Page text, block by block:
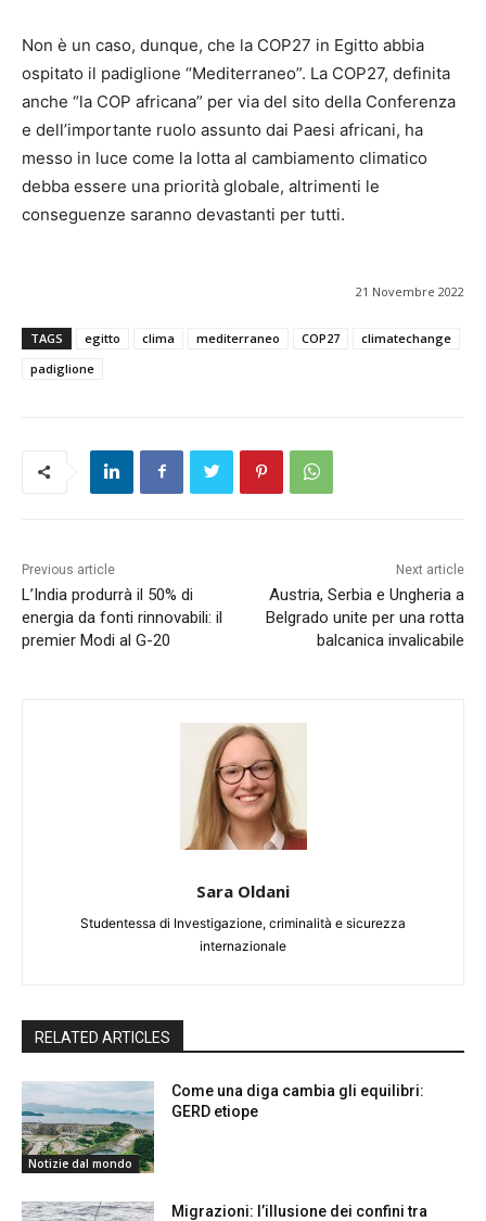
Non è un caso, dunque, che la COP27 in Egitto abbia
ospitato il padiglione “Mediterraneo”. La COP27, definita
anche “la COP africana” per via del sito della Conferenza
e dell’importante ruolo assunto dai Paesi africani, ha
messo in luce come la lotta al cambiamento climatico
debba essere una priorità globale, altrimenti le
conseguenze saranno devastanti per tutti.
21 Novembre 2022
TAGS egitto clima mediterraneo COP27
climatechange
padiglione
Previous article
L’India produrrà il 50% di
energia da fonti rinnovabili: il
premier Modi al G-20
Next article
Austria, Serbia e Ungheria a
Belgrado unite per una rotta
balcanica invalicabile
Sara Oldani
Studentessa di Investigazione, criminalità e sicurezza
internazionale
RELATED ARTICLES
Notizie dal mondo
Come una diga cambia gli equilibri:
GERD etiope
Migrazioni: l’illusione dei confini tra